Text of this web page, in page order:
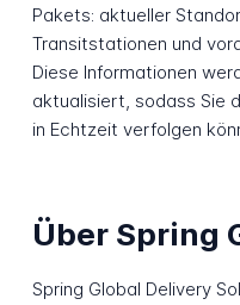
Pakets: aktueller
Transitstationen und
Diese Informationen
aktualisiert, sodass Sie
in Echtzeit verfolgen
Über Spring
Spring Global Delivery